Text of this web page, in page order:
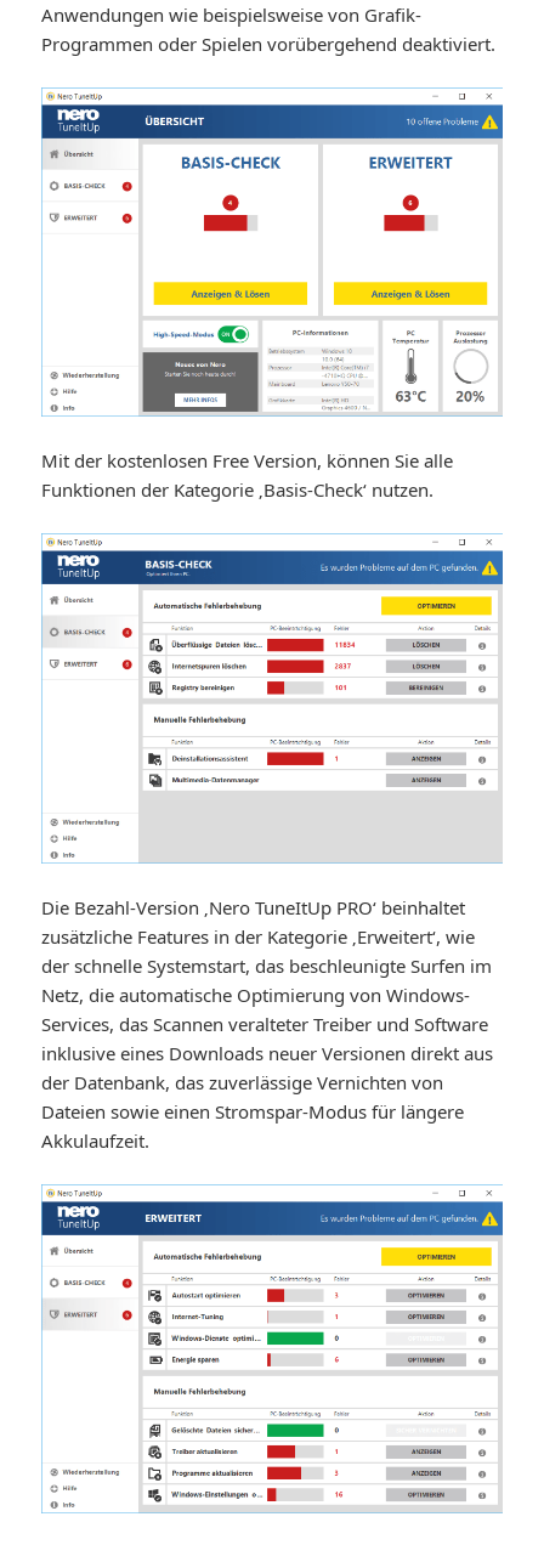
Anwendungen wie beispielsweise von Grafik-
Programmen oder Spielen vorübergehend deaktiviert.
Mit der kostenlosen Free Version, können Sie alle
Funktionen der Kategorie ‚Basis-Check‘ nutzen.
Die Bezahl-Version ‚Nero TuneItUp PRO‘ beinhaltet
zusätzliche Features in der Kategorie ‚Erweitert‘, wie
der schnelle Systemstart, das beschleunigte Surfen im
Netz, die automatische Optimierung von Windows-
Services, das Scannen veralteter Treiber und Software
inklusive eines Downloads neuer Versionen direkt aus
der Datenbank, das zuverlässige Vernichten von
Dateien sowie einen Stromspar-Modus für längere
Akkulaufzeit.